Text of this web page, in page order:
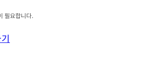
필요합니다.